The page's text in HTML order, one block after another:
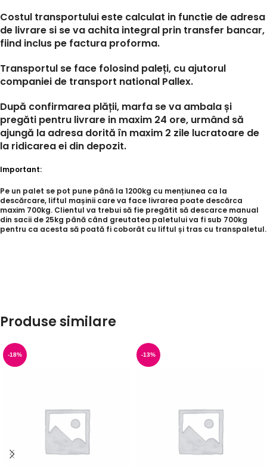
Costul transportului este calculat in functie de adresa
de livrare si se va achita integral prin transfer bancar,
fiind inclus pe factura proforma.
Transportul se face folosind paleți, cu ajutorul
companiei de transport national Pallex.
După confirmarea plății, marfa se va ambala și
pregăti pentru livrare in maxim 24 ore, urmând să
ajungă la adresa dorită în maxim 2 zile lucratoare de
la ridicarea ei din depozit.
Important:
Pe un palet se pot pune până la 1200kg cu mențiunea ca la
descărcare, liftul mașinii care va face livrarea poate descărca
maxim 700kg. Clientul va trebui să fie pregătit să descarce manual
din sacii de 25kg până când greutatea paletului va fi sub 700kg
pentru ca acesta să poată fi coborât cu liftul și tras cu transpaletul.
Produse similare
-18% -13%